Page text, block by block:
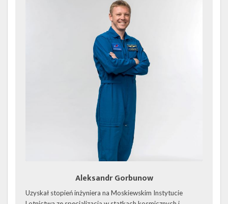
Aleksandr Gorbunow
Uzyskał stopień inżyniera na Moskiewskim Instytucie